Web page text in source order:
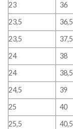
23
36
23,5
36,5
23,5
37,5
24
38
24
38,5
24,5
39
25
40
25,5
40,5